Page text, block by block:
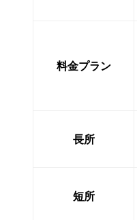
料金プラン
長所
短所